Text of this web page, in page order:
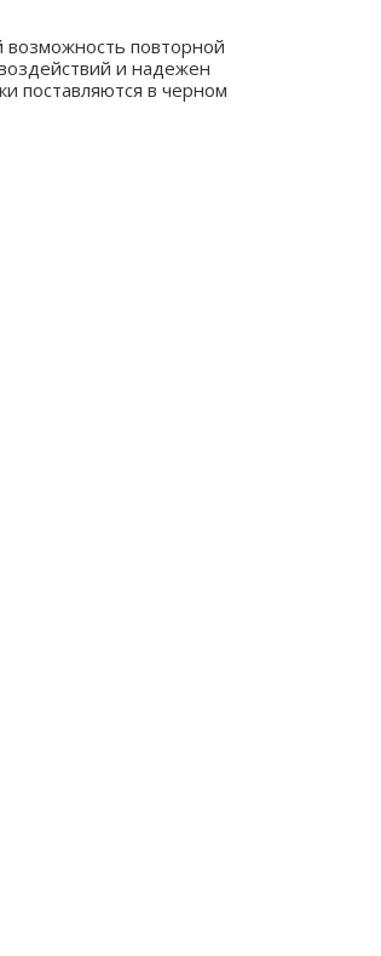
возможность повторной
и надежен
поставляются в черном